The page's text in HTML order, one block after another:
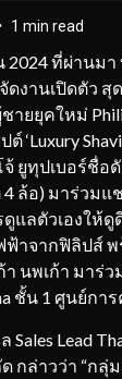
1 min read
2024 ที่ผ่านม
ดงานเปิดตัว
ยยุคใหม่
‘Luxury
ยูทุปเบอร์ชื่อดั
4 ล้อ) มาร่วม
แลตัวเองให้ดู
ฟ้าจากฟิลิปส์
นพเก้า มาร่
ชั้น 1 ศูนย์กา
Lead
กล่าวว่า “กลุ่